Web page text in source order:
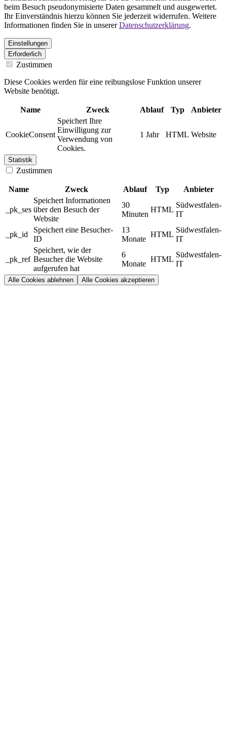
beim Besuch pseudonymisierte Daten gesammelt und ausgewertet.
Ihr Einverständnis hierzu können Sie jederzeit widerrufen. Weitere
Informationen finden Sie in unsererDatenschutzerklärung.
Einstellungen
Erforderlich
Zustimmen
Diese Cookies werden für eine reibungslose Funktion unserer
Website benötigt.
Name Zweck Ablauf Typ Anbieter
CookieConsent
Speichert Ihre
Einwilligung zur
Verwendung von
Cookies.
1 Jahr HTML Website
Statistik
Zustimmen
Name Zweck Ablauf Typ Anbieter
_pk_ses
Speichert Informationen
über den Besuch der
Website
30
Minuten
HTML
Südwestfalen-
IT
_pk_id
Speichert eine Besucher-
ID
13
Monate
HTML
Südwestfalen-
IT
_pk_ref
Speichert, wie der
Besucher die Website
aufgerufen hat
6
Monate
HTML
Südwestfalen-
IT
Alle Cookies ablehnen Alle Cookies akzeptieren